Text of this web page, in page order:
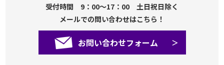
受付時間 9：00～17：00 土日祝日除く
メールでの問い合わせはこちら！
お問い合わせフォーム